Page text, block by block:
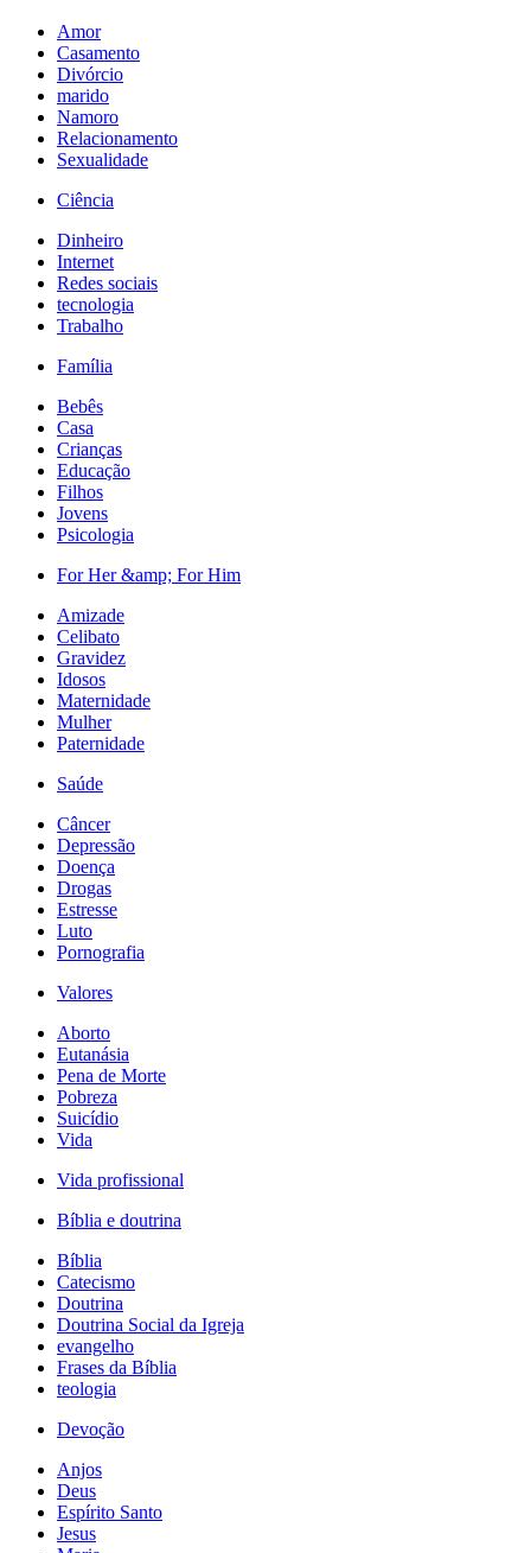
Amor
Casamento
Divórcio
marido
Namoro
Relacionamento
Sexualidade
Ciência
Dinheiro
Internet
Redes sociais
tecnologia
Trabalho
Família
Bebês
Casa
Crianças
Educação
Filhos
Jovens
Psicologia
For Her &amp; For Him
Amizade
Celibato
Gravidez
Idosos
Maternidade
Mulher
Paternidade
Saúde
Câncer
Depressão
Doença
Drogas
Estresse
Luto
Pornografia
Valores
Aborto
Eutanásia
Pena de Morte
Pobreza
Suicídio
Vida
Vida profissional
Bíblia e doutrina
Bíblia
Catecismo
Doutrina
Doutrina Social da Igreja
evangelho
Frases da Bíblia
teologia
Devoção
Anjos
Deus
Espírito Santo
Jesus